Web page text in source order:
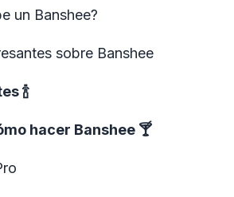
un Banshee?
sobre Banshee
🍾
hacer Banshee 🍸